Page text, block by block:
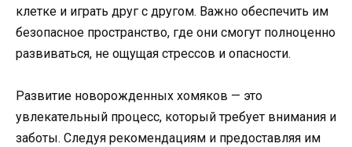
клетке и играть друг с другом. Важно обеспечить им
безопасное пространство, где они смогут полноценно
развиваться, не ощущая стрессов и опасности.
Развитие новорожденных хомяков — это
увлекательный процесс, который требует внимания и
заботы. Следуя рекомендациям и предоставляя им